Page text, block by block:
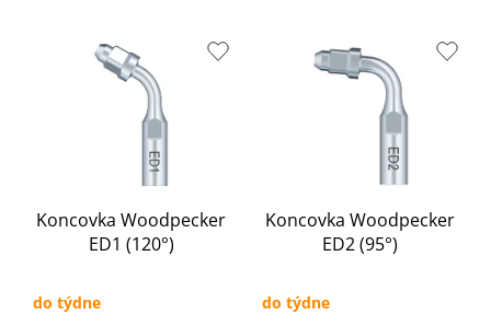
Koncovka Woodpecker
ED1 (120°)
do týdne
Koncovka Woodpecker
ED2 (95°)
do týdne